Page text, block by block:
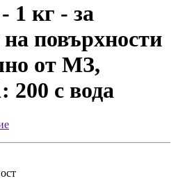
кг - за
повърхности
от МЗ,
200 с вода